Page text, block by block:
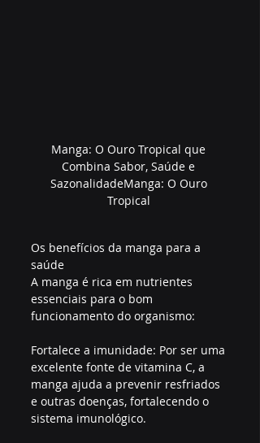
Manga: O Ouro Tropical que
Combina Sabor, Saúde e
SazonalidadeManga: O Ouro
Tropical
Os benefícios da manga para a
saúde
A manga é rica em nutrientes
essenciais para o bom
funcionamento do organismo:
Fortalece a imunidade: Por ser uma
excelente fonte de vitamina C, a
manga ajuda a prevenir resfriados
e outras doenças, fortalecendo o
sistema imunológico.